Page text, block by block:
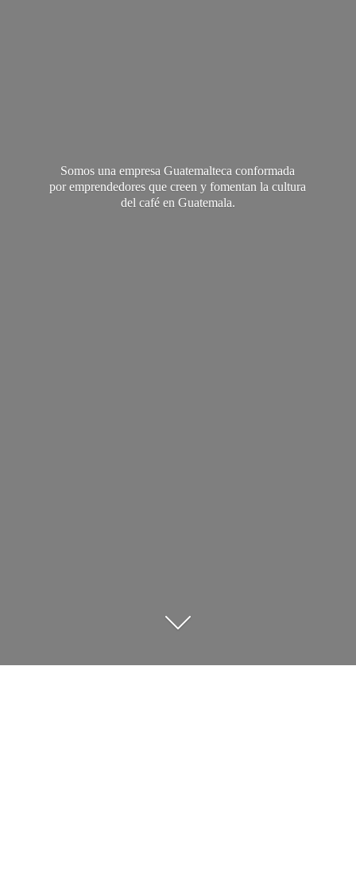
Somos una empresa Guatemalteca conformada
por emprendedores que creen y fomentan la cultura
del café en Guatemala.